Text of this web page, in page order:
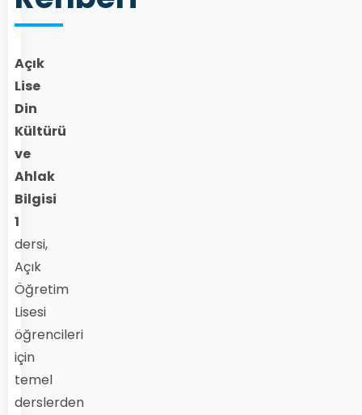
Açık
Lise
Din
Kültürü
ve
Ahlak
Bilgisi
1
dersi,
Açık
Öğretim
Lisesi
öğrencileri
için
temel
derslerden